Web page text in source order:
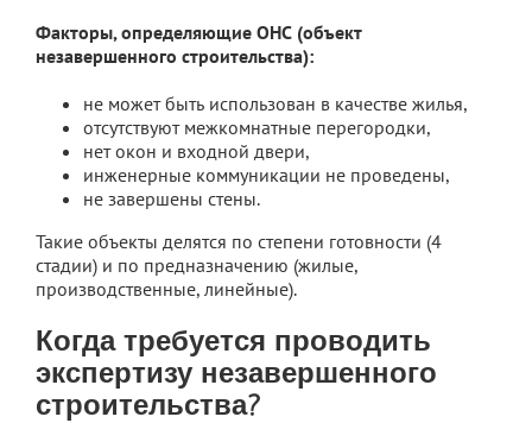
Факторы, определяющие ОНС (объект
незавершенного строительства):
не может быть использован в качестве жилья,
отсутствуют межкомнатные перегородки,
нет окон и входной двери,
инженерные коммуникации не проведены,
не завершены стены.
Такие объекты делятся по степени готовности (4
стадии) и по предназначению (жилые,
производственные, линейные).
Когда требуется проводить
экспертизу незавершенного
строительства?